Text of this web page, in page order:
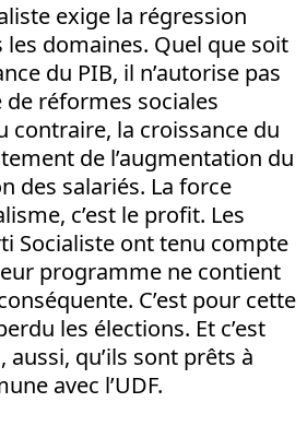
exige la régression
les domaines. Quel que soit
du PIB, il n’autorise pas
réformes sociales
contraire, la croissance du
de l’augmentation du
des salariés. La force
c’est le profit. Les
Socialiste ont tenu compte
programme ne contient
C’est pour cette
les élections. Et c’est
qu’ils sont prêts à
avec l’UDF.